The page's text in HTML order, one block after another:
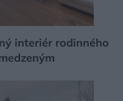
interiér rodinného